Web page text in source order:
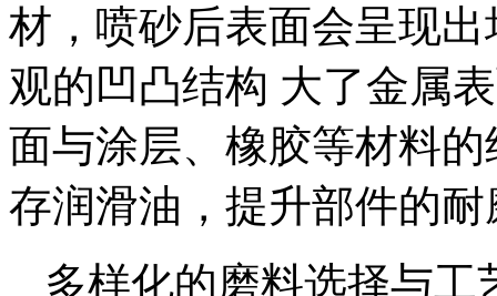
材，喷砂后表面会呈现
观的凹凸结构 大了金属
面与涂层、橡胶等材料
存润滑油，提升部件的
多样化的磨料选择与